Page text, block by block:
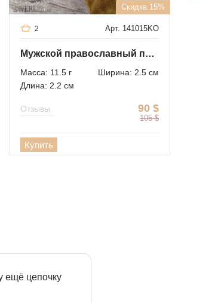
Скидка 15%
Арт. 141015KO
2
Мужской православный перстень с Иисусом
Масса: 11.5 г
Ширина: 2.5 см
Длина: 2.2 см
90 $
105 $
Отзывы
Купить
ещё цепочку